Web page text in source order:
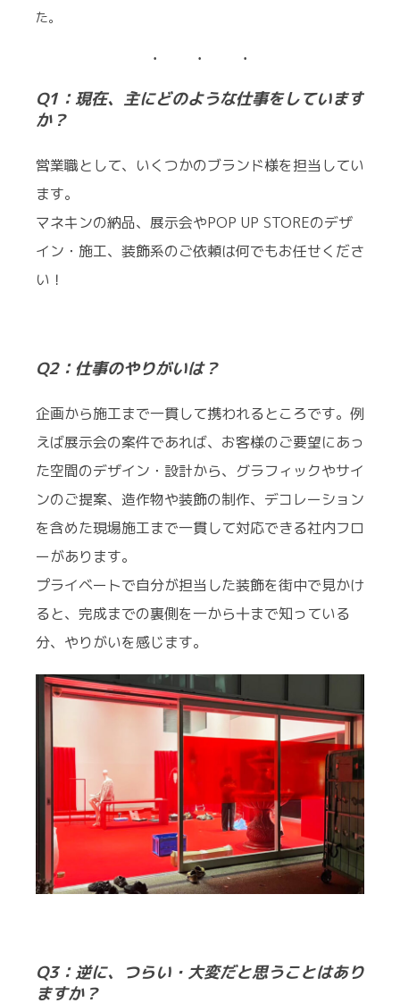
た。
Q1：現在、主にどのような仕事をしています
か？
営業職として、いくつかのブランド様を担当してい
ます。
マネキンの納品、展示会やPOP UP STOREのデザ
イン・施工、装飾系のご依頼は何でもお任せくださ
い！
Q2：仕事のやりがいは？
企画から施工まで一貫して携われるところです。例
えば展示会の案件であれば、お客様のご要望にあっ
た空間のデザイン・設計から、グラフィックやサイ
ンのご提案、造作物や装飾の制作、デコレーション
を含めた現場施工まで一貫して対応できる社内フロ
ーがあります。
プライベートで自分が担当した装飾を街中で見かけ
ると、完成までの裏側を一から十まで知っている
分、やりがいを感じます。
Q3：逆に、つらい・大変だと思うことはあり
ますか？